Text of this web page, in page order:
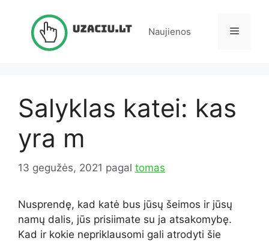
Naujienos Meniu
Salyklas katei: kas
yra m
13 gegužės, 2021 pagal tomas
Nusprendę, kad katė bus jūsų šeimos ir jūsų
namų dalis, jūs prisiimate su ja atsakomybę.
Kad ir kokie nepriklausomi gali atrodyti šie